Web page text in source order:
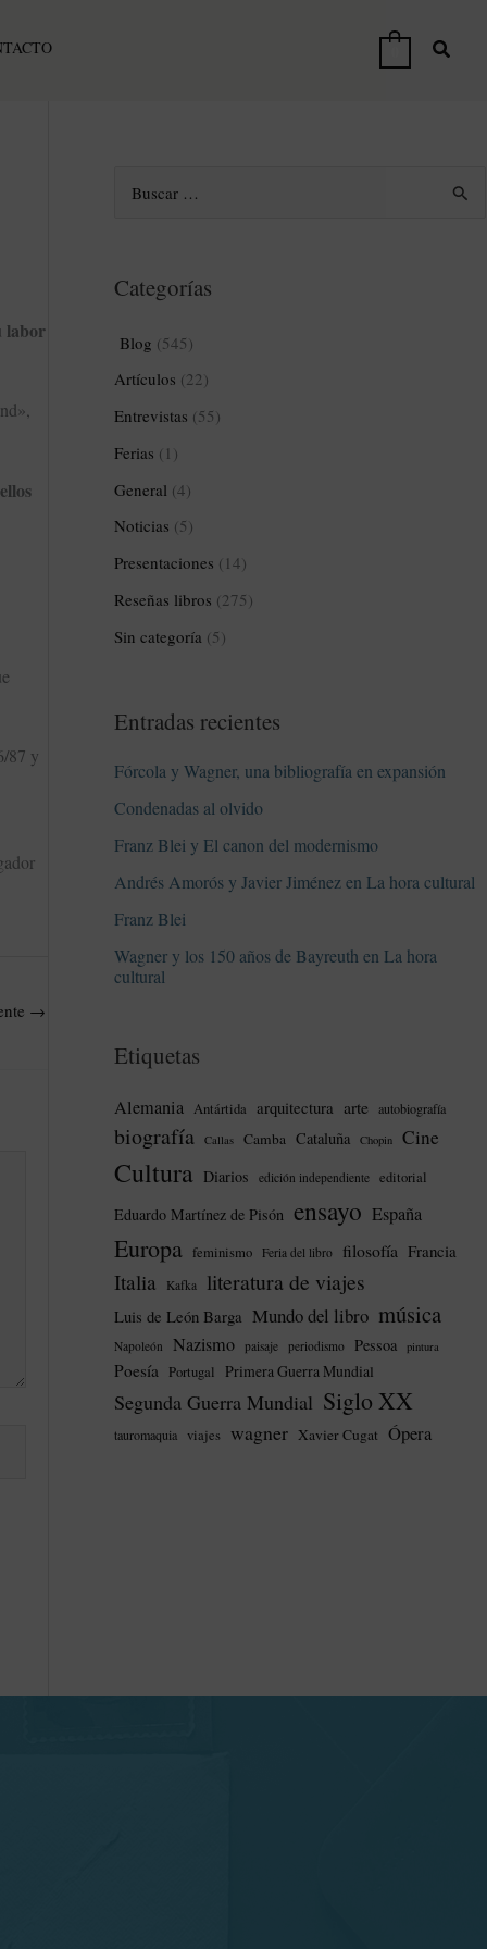
labor
87 y
→
c
p
o
r
:
Categorías
Blog (545)
Artículos (22)
Entrevistas (55)
Ferias (1)
General (4)
Noticias (5)
Presentaciones (14)
Reseñas libros (275)
Sin categoría (5)
Entradas recientes
Fórcola y Wagner, una bibliografía en expansión
Condenadas al olvido
Franz Blei y El canon del modernismo
Andrés Amorós y Javier Jiménez en La hora cultural
Franz Blei
Wagner y los 150 años de Bayreuth en La hora
cultural
Etiquetas
Alemania Antártida arquitectura arte autobiografía
biografía Callas Camba Cataluña Chopin Cine
Cultura Diarios edición independiente editorial
Eduardo Martínez de Pisón ensayo España
Europa feminismo Feria del libro filosofía Francia
Italia Kafka literatura de viajes
Luis de León Barga Mundo del libro música
Napoleón Nazismo paisaje periodismo Pessoa pintura
Poesía Portugal Primera Guerra Mundial
Segunda Guerra Mundial Siglo XX
tauromaquia viajes wagner Xavier Cugat Ópera